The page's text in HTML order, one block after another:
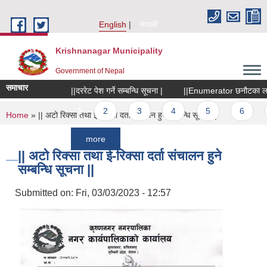
English
नेपाली
Krishnanagar Municipality
Government of Nepal
समाचार ||दररेट पेश गर्ने सम्बन्धि सूचना | ||Enumerator छनौटका लागि
Pages
1 2 3 4 5
You are here
Home » || अटो रिक्सा तथा ई-रिक्सा दर्ता संचालन हुने सम्बन्धि सूचना ||
|| अटो रिक्सा तथा ई-रिक्सा दर्ता संचालन हुने
सम्बन्धि सूचना ||
Submitted on: Fri, 03/03/2023 - 12:57